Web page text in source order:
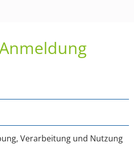
Verarbeitung und Nutzung